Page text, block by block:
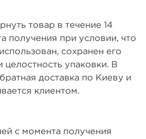
товар в течение 14
получения при условии, что
сохранен его
упаковки. В
доставка по Киеву и
клиентом.
с момента получения